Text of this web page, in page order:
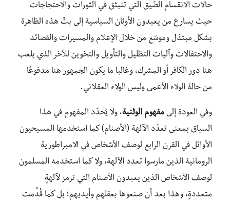
حالات الانقسام الضّيق التي تنبثق في الثورات والاحتجاجات
حيث يسارع من يعبدون الأوثان السياسية إلى بثّ هذه الظاهرة
بشكل مبتذل وموسّع من خلال الإعلام والمسيرات والقصائد
والاحتفالات وآليات التظليل والتأويل والتخوين للآخر الذي يلعب
هنا دور الكافر أو المشرك، وغالبا ما يكون الجمهور هنا مدفوعًا
من حالة الولاء الأعمى وليس الولاء العقلاني.
وفي العودة إلى مفهوم الوثنية، ولا يُحدّد المفهوم في هذا
السياق بمعنى تعدّد الآلهة (الأصنام) كما استخدمها المسيحيون
الأوائل في القرن الرابع لوصف الأشخاص في الامبراطورية
الرومانية الذين مارسوا تعدد الآلهة، ولا كما استخدمه المسلمون
لوصف الأشخاص الذين يعبدون الأصنام التي ترمز لآلهةٍ
متعددةٍ، وهذا بعد أن صنعوها بعقلهم وأيديهم؛ بل كما قُدِّمت